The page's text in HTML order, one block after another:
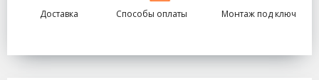
Доставка Способы оплаты Монтаж под ключ